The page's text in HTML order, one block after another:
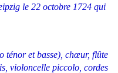
le 22 octobre 1724 qui
ténor et basse), chœur, flûte
violoncelle piccolo, cordes